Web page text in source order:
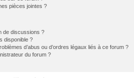
pièces jointes ?
de discussions ?
disponible ?
d’abus ou d’ordres légaux liés à ce forum ?
du forum ?